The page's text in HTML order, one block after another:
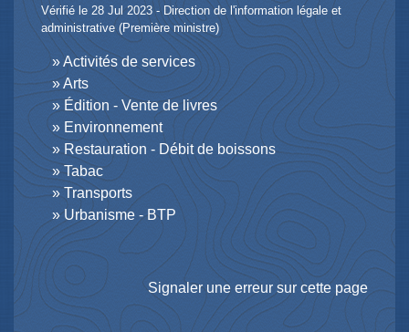
Vérifié le 28 Jul 2023 - Direction de l'information légale et
administrative (Première ministre)
Activités de services
Arts
Édition - Vente de livres
Environnement
Restauration - Débit de boissons
Tabac
Transports
Urbanisme - BTP
Signaler une erreur sur cette page